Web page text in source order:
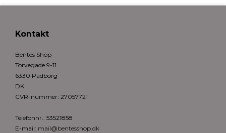
Kontakt
Bentes Shop
Torvegade 9-11
6330 Padborg
DK
CVR-nummer: 27057721
Telefonnr.: 53521858
E-mail: mail@bentesshop.dk